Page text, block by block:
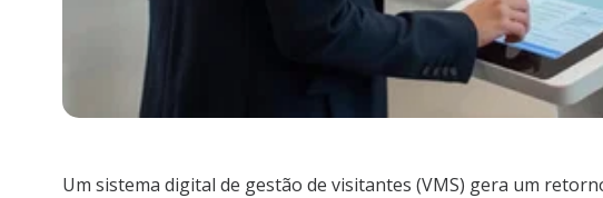
Um sistema digital de gestão de visitantes (VMS) gera um